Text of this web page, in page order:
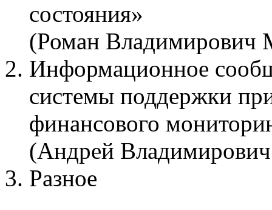
состояния»
(Роман Владимирович
Информационное
системы поддержки
финансового
(Андрей
Разное